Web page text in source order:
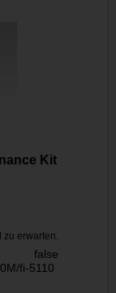
Kit
fi-5110
erwarten.
false